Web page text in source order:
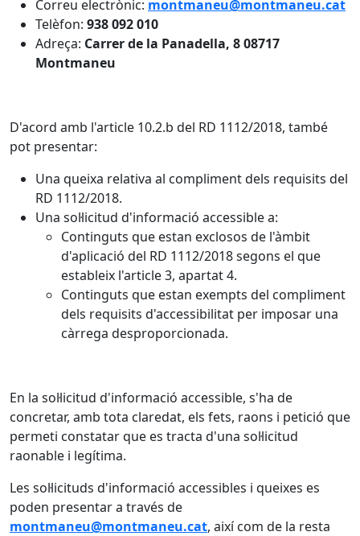
Correu electrònic: montmaneu@montmaneu.cat
Telèfon: 938 092 010
Adreça: Carrer de la Panadella, 8 08717
Montmaneu
D'acord amb l'article 10.2.b del RD 1112/2018, també
pot presentar:
Una queixa relativa al compliment dels requisits del
RD 1112/2018.
Una sol·licitud d'informació accessible a:
Continguts que estan exclosos de l'àmbit
d'aplicació del RD 1112/2018 segons el que
estableix l'article 3, apartat 4.
Continguts que estan exempts del compliment
dels requisits d'accessibilitat per imposar una
càrrega desproporcionada.
En la sol·licitud d'informació accessible, s'ha de
concretar, amb tota claredat, els fets, raons i petició que
permeti constatar que es tracta d'una sol·licitud
raonable i legítima.
Les sol·licituds d'informació accessibles i queixes es
poden presentar a través de
montmaneu@montmaneu.cat, així com de la resta